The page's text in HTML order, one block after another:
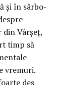
şi în sârbo-
Vârşeţ,
timp să
vremuri.
des